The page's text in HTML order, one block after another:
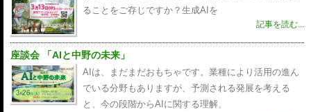
ることをご存じですか？生成AIを
記事を読む...
座談会 「AIと中野の未来」
AIは、まだまだおもちゃです。業種により活用の進ん
でいる分野もありますが、予測される発展を考える
と、今の段階からAIに関する理解、